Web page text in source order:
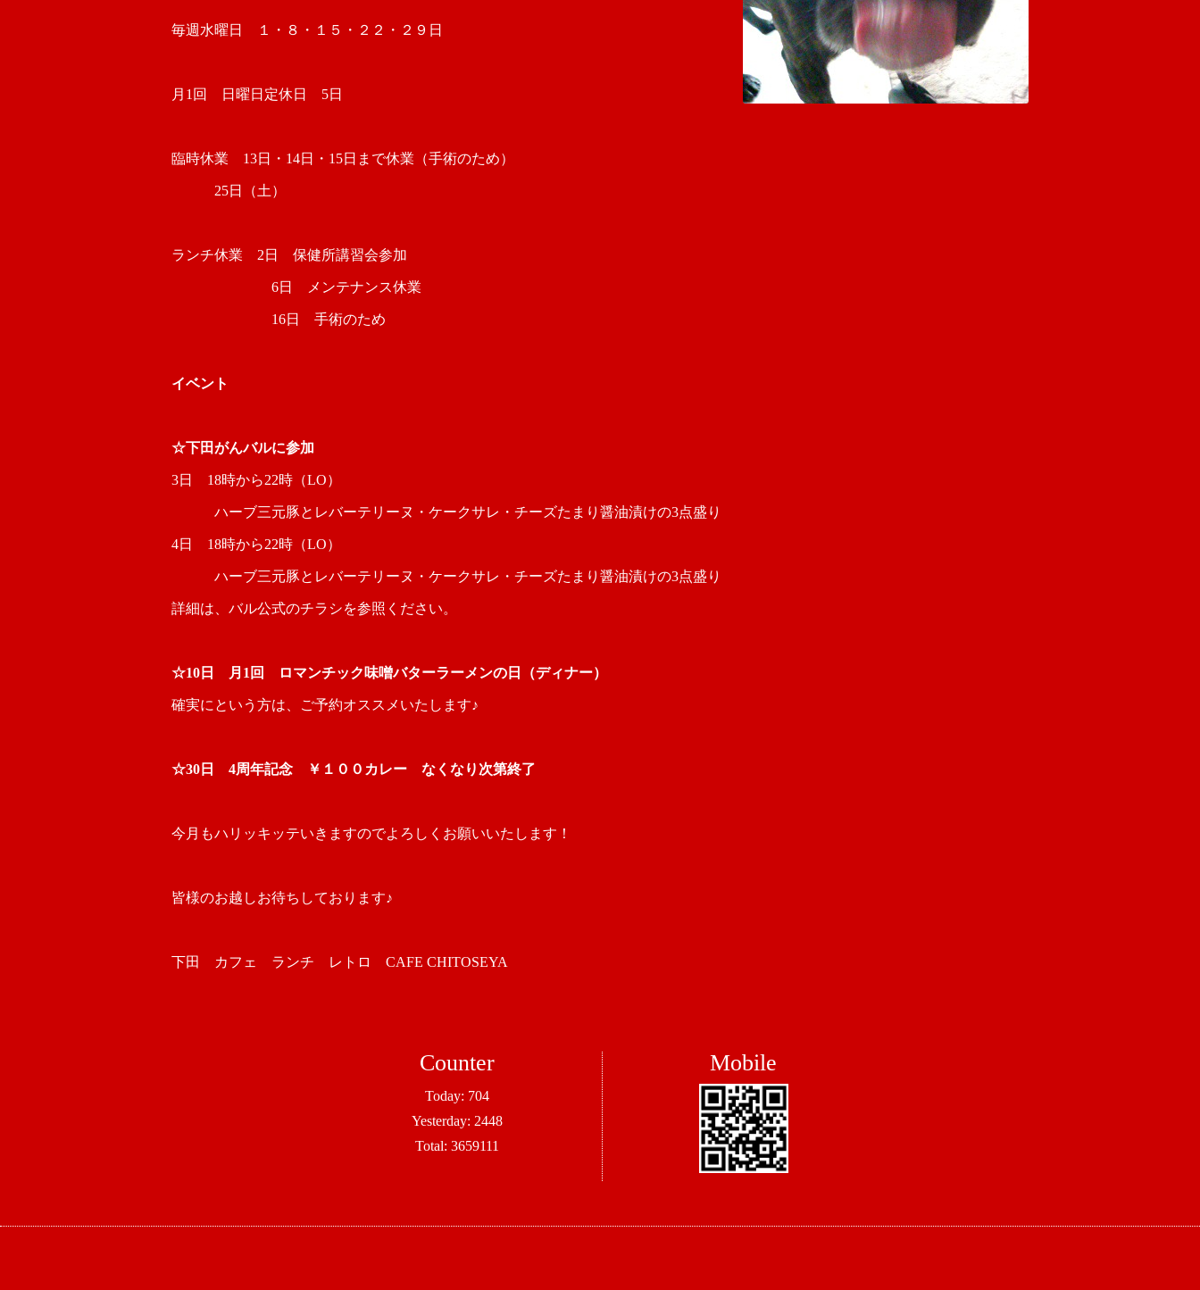
毎週水曜日 １・８・１５・２２・２９日
月1回 日曜日定休日 5日
臨時休業 13日・14日・15日まで休業（手術のため）
25日（土）
ランチ休業 2日 保健所講習会参加
6日 メンテナンス休業
16日 手術のため
イベント
☆下田がんバルに参加
3日 18時から22時（LO）
ハーブ三元豚とレバーテリーヌ・ケークサレ・チーズたまり醤油漬けの3点盛り
4日 18時から22時（LO）
ハーブ三元豚とレバーテリーヌ・ケークサレ・チーズたまり醤油漬けの3点盛り
詳細は、バル公式のチラシを参照ください。
☆10日 月1回 ロマンチック味噌バターラーメンの日（ディナー）
確実にという方は、ご予約オススメいたします♪
☆30日 4周年記念 ￥１００カレー なくなり次第終了
今月もハリッキッテいきますのでよろしくお願いいたします！
皆様のお越しお待ちしております♪
下田 カフェ ランチ レトロ CAFE CHITOSEYA
Counter
Today: 704
Yesterday: 2448
Total: 3659111
Mobile